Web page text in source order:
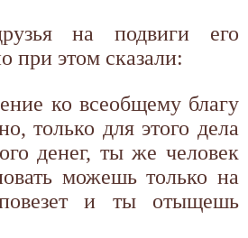
на подвиги его
при этом сказали:
ко всеобщему благу
только для этого дела
денег, ты же человек
можешь только на
и ты отыщешь